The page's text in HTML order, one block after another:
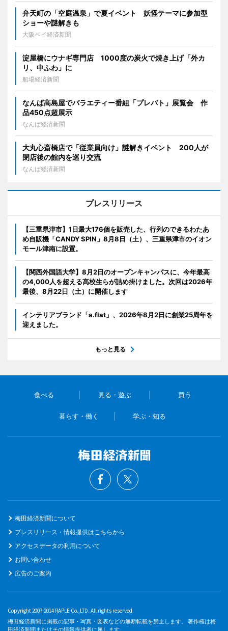
弁天町の「空庭温泉」で夏イベント 妖怪テーマに参加型
ショーや謎解きも
大阪ベイ経済新聞
淀屋橋にウナギ専門店 1000度の炭火で焼き上げ「外カ
リ、中ふわ」に
船場経済新聞
なんば高島屋でバラエティー番組「プレバト」展覧会 作
品450点超展示
なんば経済新聞
大丸心斎橋店で「従業員向け」謎解きイベント 200人が
閉店後の館内を巡り交流
なんば経済新聞
プレスリリース
【三重県津市】1日最大176個を販売した、行列のできるわたあ
め自販機「CANDY SPIN」8月8日（土）、三重県津市のイオン
モール津南に設置。
【関西外国語大学】8月2日のオープンキャンパスに、今年最高
の4,000人を超える高校生らが詰め掛けました。次回は2026年
最後、8月22日（土）に開催します
インテリアブランド「a.flat」、2026年8月2日に創業25周年を
迎えました。
もっと見る
食べる 見る・遊ぶ 買う
暮らす・働く 学ぶ・知る
梅田経済新聞について
プレスリリース・情報提供はこちらから
アクセスデータの利用について
お問い合わせ
広告のご案内
Copyright 2007-2014 RAPLE Co.,LTD. All rights reserved.
梅田経済新聞に掲載の記事・写真・図表などの無断転載を禁止します。 著作権は梅
田経済新聞またはその情報提供者に属します。